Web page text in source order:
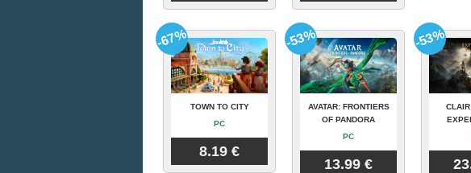
TOWN TO CITY
PC
8.19 €
-67%
AVATAR: FRONTIERS
OF PANDORA
PC
13.99 €
-53% -53%